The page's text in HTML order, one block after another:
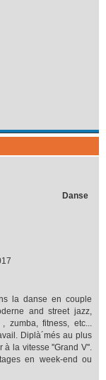
Danse
la danse en couple
and street jazz,
fitness, etc...
Diplà´més au plus
la vitesse ''Grand V''.
en week-end ou